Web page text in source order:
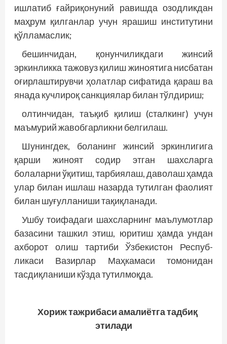
ишлатиб ғайриқонуний равишда озодликдан
маҳрум қилганлар учун ярашиш институтини
қўлламаслик;
бешинчидан, қонунчиликдаги жинсий
эркинликка тажовуз қилиш жиноятига нисбатан
оғирлаштирувчи ҳолатлар сифатида қараш ва
янада кучлироқ санкциялар билан тўлдириш;
олтинчидан, таъқиб қилиш (сталкинг) учун
маъмурий жавобгарликни белгилаш.
Шунингдек, боланинг жинсий эркинлигига
қарши жиноят содир этган шахсларга
болаларни ўқитиш, тарбиялаш, даволаш ҳамда
улар билан ишлаш назарда тутилган фаолият
билан шуғулланиши тақиқланади.
Ушбу тоифадаги шахсларнинг маълумотлар
базасини ташкил этиш, юритиш ҳамда ундан
ахборот олиш тартиби Ўзбекистон Респуб­
ликаси Вазирлар Маҳкамаси томонидан
тасдиқланиши кўзда тутилмоқда.
Хориж тажрибаси амалиётга тадбиқ
этилади